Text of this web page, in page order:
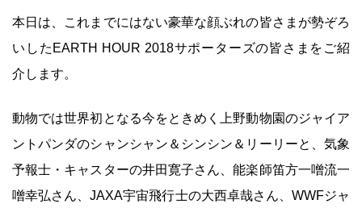
本日は、これまでにはない豪華な顔ぶれの皆さまが勢ぞろ
いしたEARTH HOUR 2018サポーターズの皆さまをご紹
介します。
動物では世界初となる今をときめく上野動物園のジャイア
ントパンダのシャンシャン＆シンシン＆リーリーと、気象
予報士・キャスターの井田寛子さん、能楽師笛方一噌流一
噌幸弘さん、JAXA宇宙飛行士の大西卓哉さん、WWFジャ